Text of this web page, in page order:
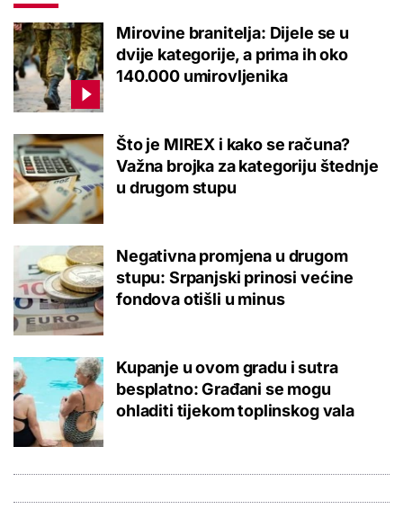
Mirovine branitelja: Dijele se u
dvije kategorije, a prima ih oko
140.000 umirovljenika
Što je MIREX i kako se računa?
Važna brojka za kategoriju štednje
u drugom stupu
Negativna promjena u drugom
stupu: Srpanjski prinosi većine
fondova otišli u minus
Kupanje u ovom gradu i sutra
besplatno: Građani se mogu
ohladiti tijekom toplinskog vala